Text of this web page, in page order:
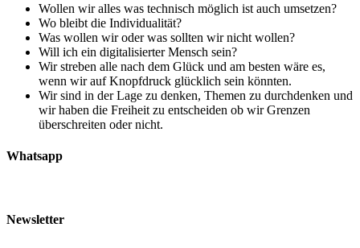
Wollen wir alles was technisch möglich ist auch umsetzen?
Wo bleibt die Individualität?
Was wollen wir oder was sollten wir nicht wollen?
Will ich ein digitalisierter Mensch sein?
Wir streben alle nach dem Glück und am besten wäre es,
wenn wir auf Knopfdruck glücklich sein könnten.
Wir sind in der Lage zu denken, Themen zu durchdenken und
wir haben die Freiheit zu entscheiden ob wir Grenzen
überschreiten oder nicht.
Whatsapp
Newsletter